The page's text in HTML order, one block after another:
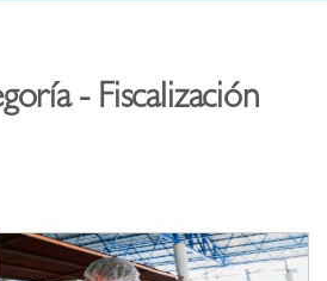
- Fiscalización